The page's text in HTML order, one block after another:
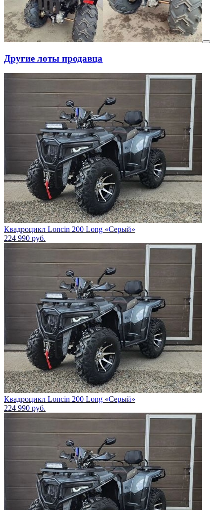
Другие лоты продавца
Квадроцикл Loncin 200 Long «Серый»
224 990 руб.
Квадроцикл Loncin 200 Long «Серый»
224 990 руб.